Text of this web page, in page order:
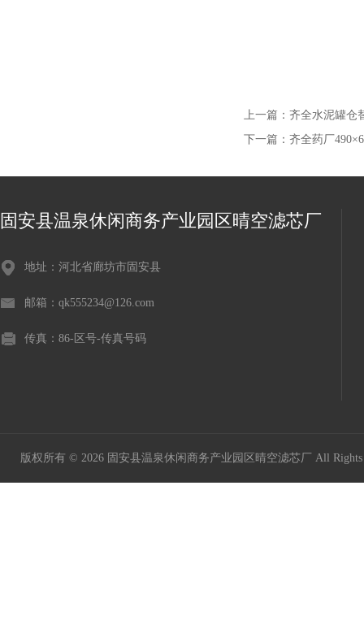
上一篇： 齐全水泥罐仓
下一篇： 齐全药厂
固安县温泉休闲商务产业园区晴空滤芯厂
地址：河北省廊坊市固安县
邮箱：qk555234@126.com
传真：86-区号-传真号码
版权所有 © 2026 固安县温泉休闲商务产业园区晴空滤芯厂 All